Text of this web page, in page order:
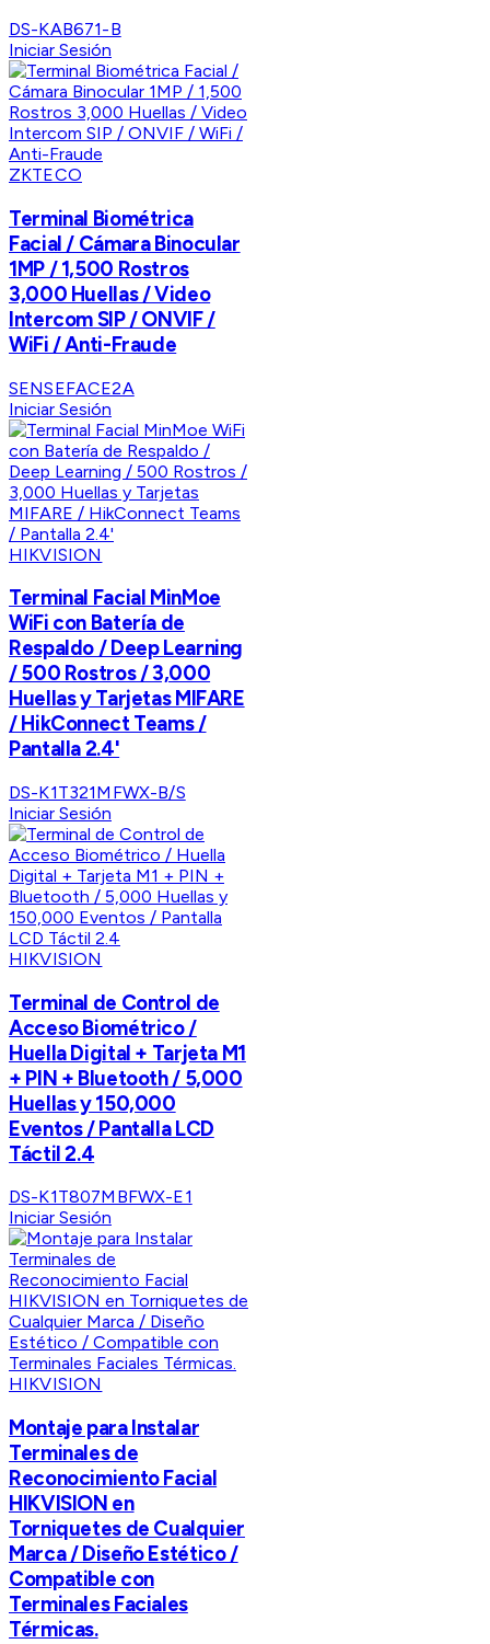
DS-KAB671-B
Iniciar Sesión
ZKTECO
Terminal Biométrica
Facial / Cámara Binocular
1MP / 1,500 Rostros
3,000 Huellas / Video
Intercom SIP / ONVIF /
WiFi / Anti-Fraude
SENSEFACE2A
Iniciar Sesión
HIKVISION
Terminal Facial MinMoe
WiFi con Batería de
Respaldo / Deep Learning
/ 500 Rostros / 3,000
Huellas y Tarjetas MIFARE
/ HikConnect Teams /
Pantalla 2.4'
DS-K1T321MFWX-B/S
Iniciar Sesión
HIKVISION
Terminal de Control de
Acceso Biométrico /
Huella Digital + Tarjeta M1
+ PIN + Bluetooth / 5,000
Huellas y 150,000
Eventos / Pantalla LCD
Táctil 2.4
DS-K1T807MBFWX-E1
Iniciar Sesión
HIKVISION
Montaje para Instalar
Terminales de
Reconocimiento Facial
HIKVISION en
Torniquetes de Cualquier
Marca / Diseño Estético /
Compatible con
Terminales Faciales
Térmicas.